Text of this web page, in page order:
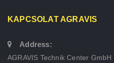
KAPCSOLAT AGRAVIS
Address:
AGRAVIS Technik Center GmbH